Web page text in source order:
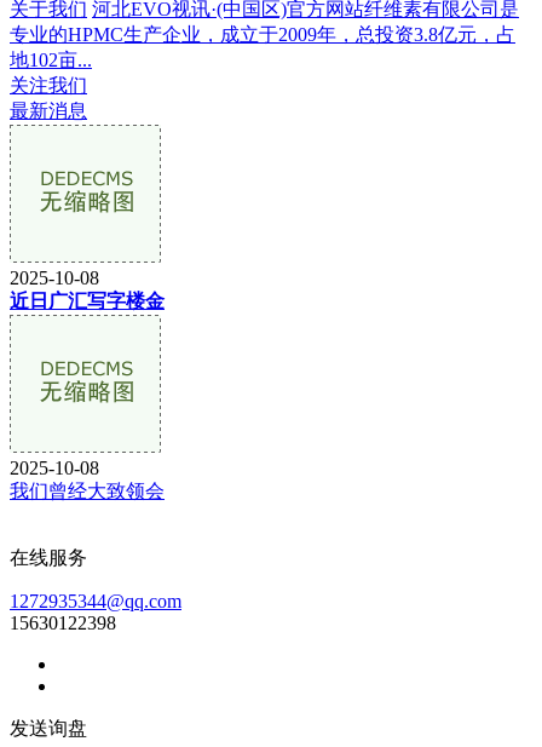
关于我们 河北EVO视讯·(中国区)官方网站纤维素有限公司是
专业的HPMC生产企业，成立于2009年，总投资3.8亿元，占
地102亩...
关注我们
最新消息
2025-10-08
近日广汇写字楼金
2025-10-08
我们曾经大致领会
在线服务
1272935344@qq.com
15630122398
发送询盘